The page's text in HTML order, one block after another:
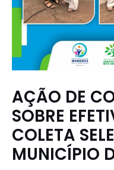
AÇÃO DE
SOBRE
COLETA
MUNICÍPIO